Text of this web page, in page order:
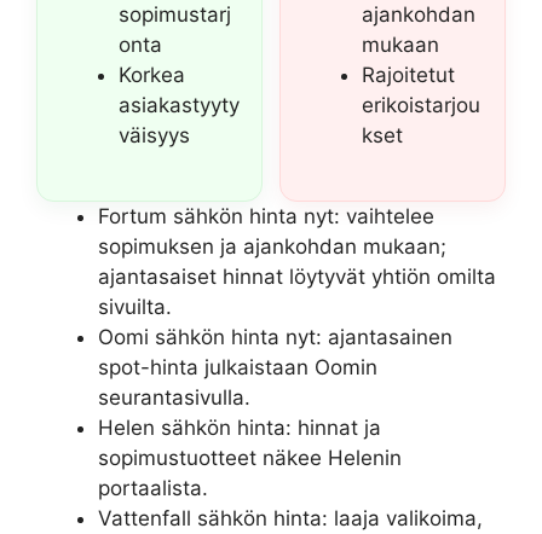
sopimustarj
onta
Korkea
asiakastyyty
väisyys
ajankohdan
mukaan
Rajoitetut
erikoistarjou
kset
Fortum sähkön hinta nyt: vaihtelee
sopimuksen ja ajankohdan mukaan;
ajantasaiset hinnat löytyvät yhtiön omilta
sivuilta.
Oomi sähkön hinta nyt: ajantasainen
spot-hinta julkaistaan Oomin
seurantasivulla.
Helen sähkön hinta: hinnat ja
sopimustuotteet näkee Helenin
portaalista.
Vattenfall sähkön hinta: laaja valikoima,